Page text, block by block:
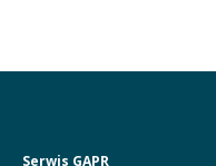
Serwis GAPR